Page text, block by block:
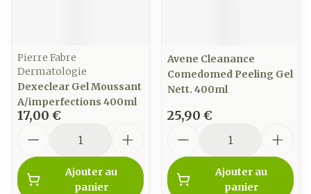
Pierre Fabre
Dermatologie
Dexeclear Gel Moussant
A/imperfections 400ml
17,00 €
Ajouter au
panier
Avene Cleanance
Comedomed Peeling Gel
Nett. 400ml
25,90 €
Ajouter au
panier